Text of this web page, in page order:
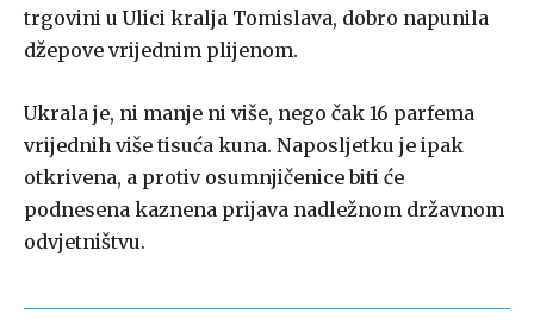
trgovini u Ulici kralja Tomislava, dobro napunila
džepove vrijednim plijenom.
Ukrala je, ni manje ni više, nego čak 16 parfema
vrijednih više tisuća kuna. Naposljetku je ipak
otkrivena, a protiv osumnjičenice biti će
podnesena kaznena prijava nadležnom državnom
odvjetništvu.